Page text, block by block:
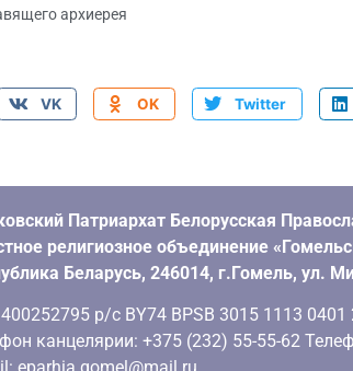
архиерея
VK OK Twitter
Патриархат Белорусская
религиозное объединение
Беларусь, 246014, г.Гомель, ул.
р/с BY74 BPSB 3015 1113 0401
канцелярии: +375 (232) 55-55-62